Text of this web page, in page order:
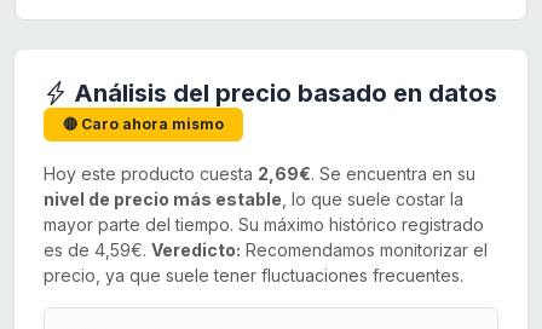
Análisis del precio basado en datos
🔴 Caro ahora mismo
Hoy este producto cuesta 2,69€. Se encuentra en su
nivel de precio más estable , lo que suele costar la
mayor parte del tiempo. Su máximo histórico registrado
es de 4,59€. Veredicto: Recomendamos monitorizar el
precio, ya que suele tener fluctuaciones frecuentes.